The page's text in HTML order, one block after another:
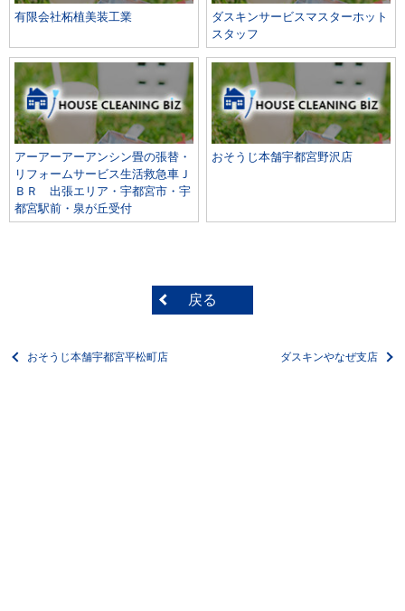
有限会社柘植美装工業
ダスキンサービスマスターホット
スタッフ
アーアーアーアンシン畳の張替・
リフォームサービス生活救急車Ｊ
ＢＲ 出張エリア・宇都宮市・宇
都宮駅前・泉が丘受付
おそうじ本舗宇都宮野沢店
戻る
おそうじ本舗宇都宮平松町店 ダスキンやなぜ支店